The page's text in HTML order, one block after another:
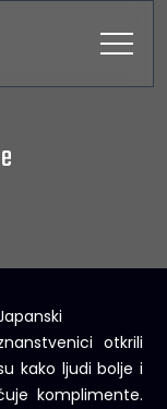
otkrili
kako ljudi bolje i
komplimente.